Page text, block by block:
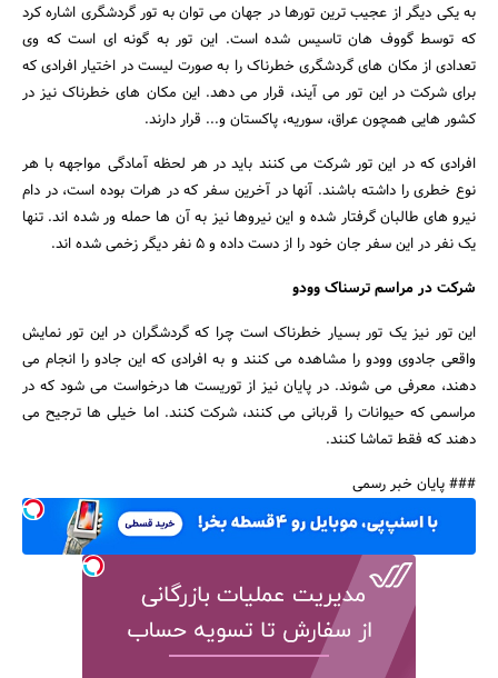
به یکی دیگر از عجیب ترین تورها در جهان می توان به تور گردشگری اشاره کرد
که توسط گووف هان تاسیس شده است. این تور به گونه ای است که وی
تعدادی از مکان های گردشگری خطرناک را به صورت لیست در اختیار افرادی که
برای شرکت در این تور می آیند، قرار می دهد. این مکان های خطرناک نیز در
کشور هایی همچون عراق، سوریه، پاکستان و... قرار دارند.
افرادی که در این تور شرکت می کنند باید در هر لحظه آمادگی مواجهه با هر
نوع خطری را داشته باشند. آنها در آخرین سفر که در هرات بوده است، در دام
نیرو های طالبان گرفتار شده و این نیروها نیز به آن ها حمله ور شده اند. تنها
یک نفر در این سفر جان خود را از دست داده و 5 نفر دیگر زخمی شده اند.
شرکت در مراسم ترسناک وودو
این تور نیز یک تور بسیار خطرناک است چرا که گردشگران در این تور نمایش
واقعی جادوی وودو را مشاهده می کنند و به افرادی که این جادو را انجام می
دهند، معرفی می شوند. در پایان نیز از توریست ها درخواست می شود که در
مراسمی که حیوانات را قربانی می کنند، شرکت کنند. اما خیلی ها ترجیح می
دهند که فقط تماشا کنند.
### پایان خبر رسمی